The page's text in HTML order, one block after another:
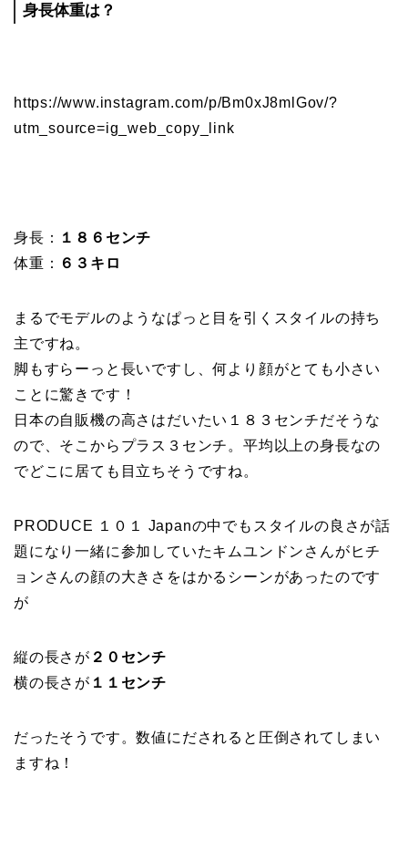
身長体重は？
https://www.instagram.com/p/Bm0xJ8mlGov/?
utm_source=ig_web_copy_link
身長：
１８６センチ
体重：
６３キロ
まるでモデルのようなぱっと目を引くスタイルの持ち
主ですね。
脚もすらーっと長いですし、何より顔がとても小さい
ことに驚きです！
日本の自販機の高さはだいたい１８３センチだそうな
ので、そこからプラス３センチ。平均以上の身長なの
でどこに居ても目立ちそうですね。
PRODUCE １０１ Japanの中でもスタイルの良さが話
題になり一緒に参加していたキムユンドンさんがヒチ
ョンさんの顔の大きさをはかるシーンがあったのです
が
縦の長さが ２０センチ
横の長さが １１センチ
だったそうです。数値にだされると圧倒されてしまい
ますね！